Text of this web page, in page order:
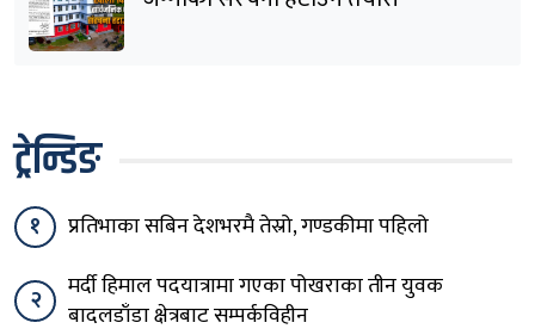
ट्रेन्डिङ
१ प्रतिभाका सबिन देशभरमै तेस्रो, गण्डकीमा पहिलो
२
मर्दी हिमाल पदयात्रामा गएका पोखराका तीन युवक
बादलडाँडा क्षेत्रबाट सम्पर्कविहीन